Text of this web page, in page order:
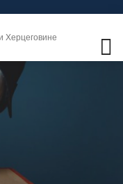
Херцеговине